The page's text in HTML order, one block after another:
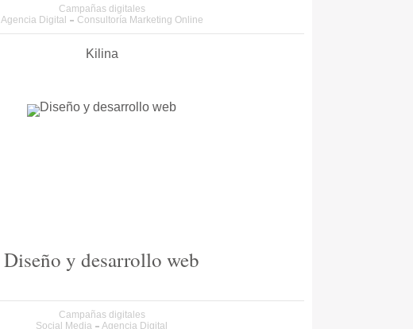
Campañas digitales
Agencia Digital
Consultoría Marketing Online
Kilina
Diseño y desarrollo web
Campañas digitales
Social Media
Agencia Digital